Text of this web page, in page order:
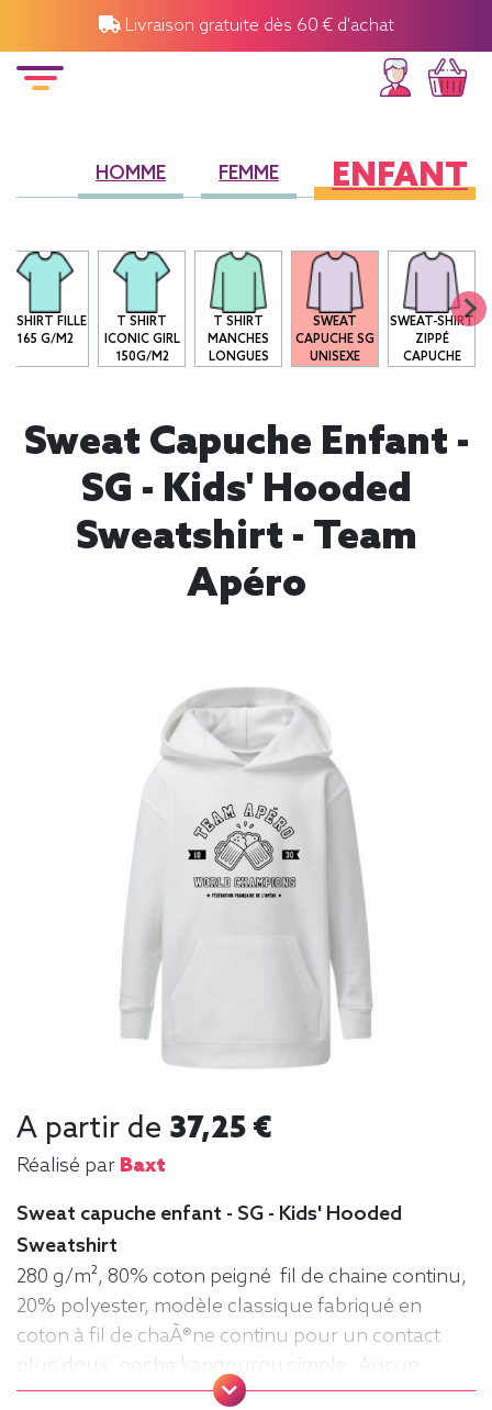
Livraison gratuite dès 60 € d'achat
HOMME FEMME ENFANT
T-SHIRT FILLE
165 G/M2
T SHIRT
ICONIC GIRL
150G/M2
T SHIRT
MANCHES
LONGUES
SWEAT
CAPUCHE SG
UNISEXE
SWEAT-SHIRT
ZIPPÉ
CAPUCHE
Sweat Capuche Enfant -
SG - Kids' Hooded
Sweatshirt - Team
Apéro
A partir de 37,25 €
Réalisé par Baxt
Sweat capuche enfant - SG - Kids' Hooded
Sweatshirt
280 g/m², 80% coton peigné fil de chaine continu,
20% polyester, modèle classique fabriqué en
coton à fil de chaÃ®ne continu pour un contact
plus doux, poche kangourou simple. Aucun
cordon de serrage sur les modèles enfants. .